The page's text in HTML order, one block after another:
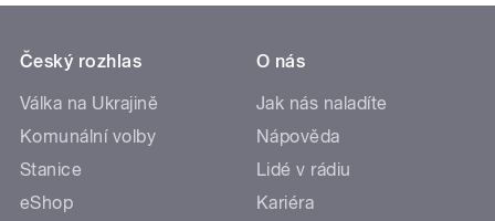
Český rozhlas
Válka na Ukrajině
Komunální volby
Stanice
eShop
O nás
Jak nás naladíte
Nápověda
Lidé v rádiu
Kariéra